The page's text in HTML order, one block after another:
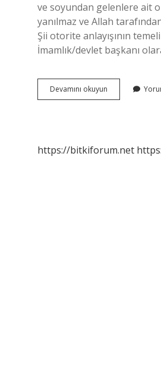
ve soyundan gelenlere ait
yanılmaz ve Allah
Şii otorite anlayışının
İmamlık/devlet başkanı
Devamını okuyun
Ve
https://bitkiforum.net